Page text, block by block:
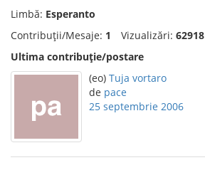
Limbă: Esperanto
Contribuții/Mesaje: 1 Vizualizări: 62918
Ultima contribuție/postare
(eo) Tuja vortaro
de pace
25 septembrie 2006